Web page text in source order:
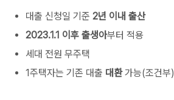
대출 신청일 기준 2년 이내 출산
2023.1.1 이후 출생아부터 적용
세대 전원 무주택
1주택자는 기존 대출 대환가능(조건부)